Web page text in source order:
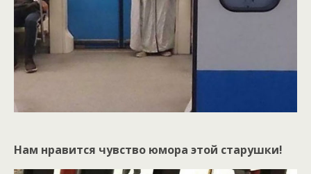
Нам нравится чувство юмора этой старушки!